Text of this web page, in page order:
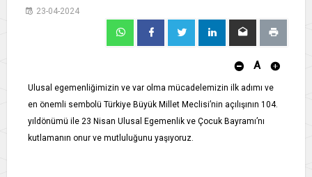
23-04-2024
A
Ulusal egemenliğimizin ve var olma mücadelemizin ilk adımı ve
en önemli sembolü Türkiye Büyük Millet Meclisi’nin açılışının 104.
yıldönümü ile 23 Nisan Ulusal Egemenlik ve Çocuk Bayramı’nı
kutlamanın onur ve mutluluğunu yaşıyoruz.